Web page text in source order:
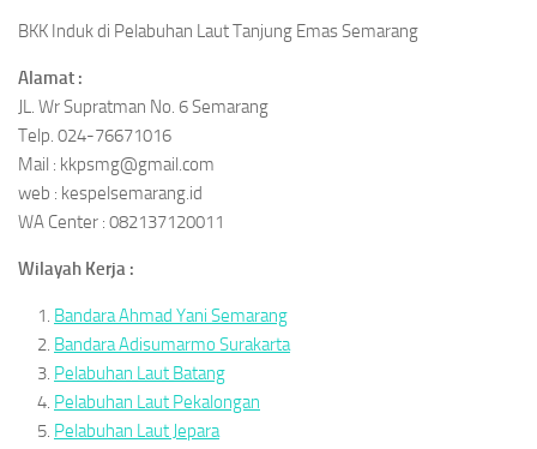
BKK Induk di Pelabuhan Laut Tanjung Emas Semarang
Alamat :
JL. Wr Supratman No. 6 Semarang
Telp. 024-76671016
Mail : kkpsmg@gmail.com
web : kespelsemarang.id
WA Center : 082137120011
Wilayah Kerja :
Bandara Ahmad Yani Semarang
Bandara Adisumarmo Surakarta
Pelabuhan Laut Batang
Pelabuhan Laut Pekalongan
Pelabuhan Laut Jepara